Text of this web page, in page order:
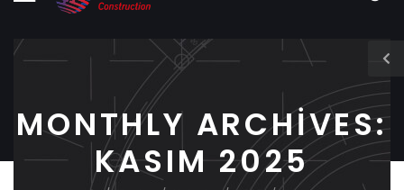
MONTHLY ARCHIVES:
KASIM 2025